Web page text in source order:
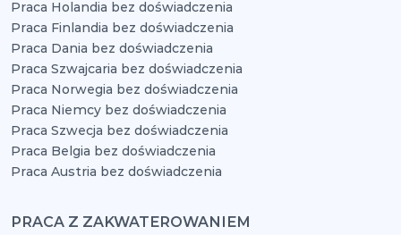
Praca Holandia bez doświadczenia
Praca Finlandia bez doświadczenia
Praca Dania bez doświadczenia
Praca Szwajcaria bez doświadczenia
Praca Norwegia bez doświadczenia
Praca Niemcy bez doświadczenia
Praca Szwecja bez doświadczenia
Praca Belgia bez doświadczenia
Praca Austria bez doświadczenia
PRACA Z ZAKWATEROWANIEM